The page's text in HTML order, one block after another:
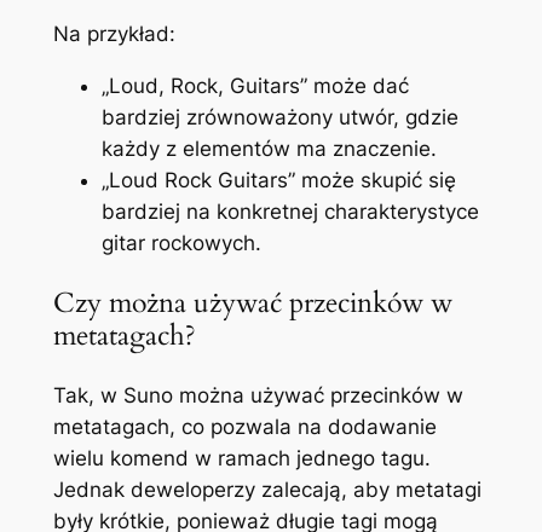
Na przykład:
„Loud, Rock, Guitars” może dać
bardziej zrównoważony utwór, gdzie
każdy z elementów ma znaczenie.
„Loud Rock Guitars” może skupić się
bardziej na konkretnej charakterystyce
gitar rockowych.
Czy można używać przecinków w
metatagach?
Tak, w Suno można używać przecinków w
metatagach, co pozwala na dodawanie
wielu komend w ramach jednego tagu.
Jednak deweloperzy zalecają, aby metatagi
były krótkie, ponieważ długie tagi mogą